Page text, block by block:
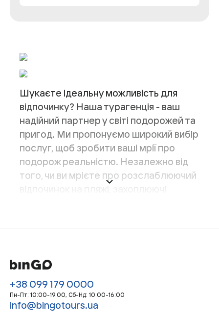
Шукаєте ідеальну можливість для
відпочинку? Наша турагенція - ваш
надійний партнер у світі подорожей та
пригод. Ми пропонуємо широкий вибір
послуг, щоб зробити ваші мрії про
подорож реальністю. Незалежно від
того, чи ви мрієте про розслаблюючий
Захоплюючі гарячі тури - одна з наших
оновлюємо наші пропозиції, щоб
пропонувати вам найкращі ціни та
найбільш захоплюючі маршрути. З
нами ви зможете відправитися у
подорож за доступними цінами, не
+38 099 179 0000
Пн-Пт: 10:00-19:00, Сб-Нд: 10:00-16:00
info@bingotours.ua